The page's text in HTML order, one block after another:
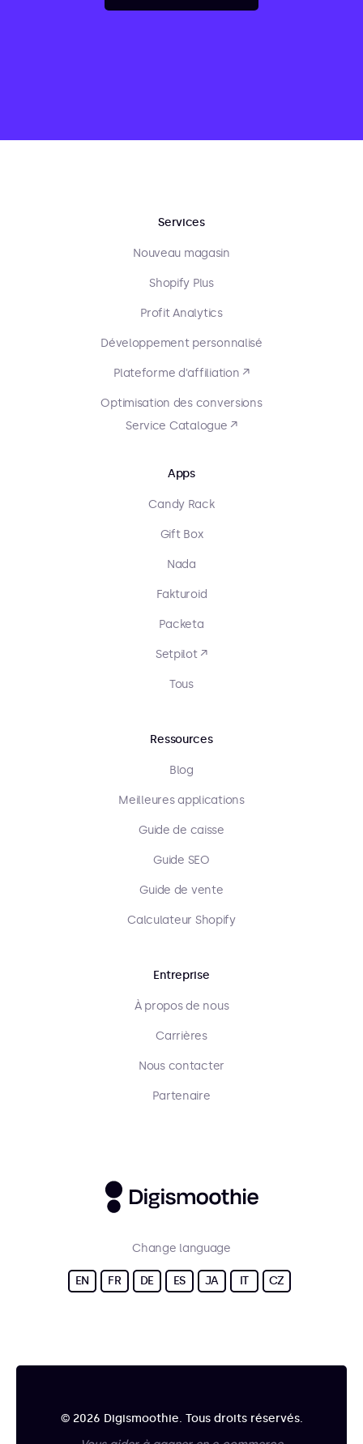
Services
Nouveau magasin
Shopify Plus
Profit Analytics
Développement personnalisé
Plateforme d'affiliation ↗
Optimisation des conversions
Service Catalogue ↗
Apps
Candy Rack
Gift Box
Nada
Fakturoid
Packeta
Setpilot ↗
Tous
Ressources
Blog
Meilleures applications
Guide de caisse
Guide SEO
Guide de vente
Calculateur Shopify
Entreprise
À propos de nous
Carrières
Nous contacter
Partenaire
Change language
EN FR DE ES JA IT CZ
© 2026 Digismoothie. Tous droits réservés.